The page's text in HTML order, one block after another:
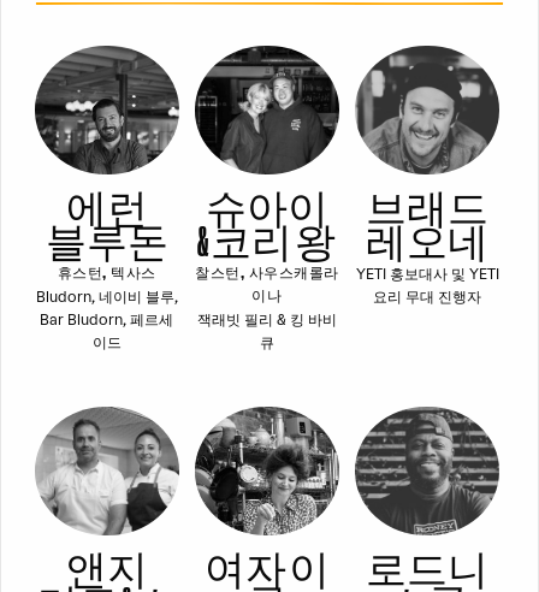
에런
블루돈
휴스턴, 텍사스
Bludorn, 네이비 블루,
Bar Bludorn, 페르세
이드
슈아이
& 코리 왕
찰스턴, 사우스캐롤라
이나
잭래빗 필리 & 킹 바비
큐
브래드
레오네
YETI 홍보대사 및 YETI
요리 무대 진행자
앤지 여자 이 로드니